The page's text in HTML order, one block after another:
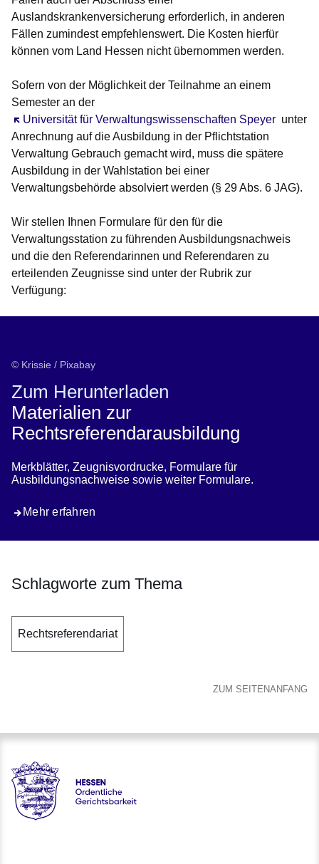
Auslandskrankenversicherung erforderlich, in anderen
Fällen zumindest empfehlenswert. Die Kosten hierfür
können vom Land Hessen nicht übernommen werden.
Sofern von der Möglichkeit der Teilnahme an einem
Semester an der
Universität für Verwaltungswissenschaften Speyer
Öffnet sich in einem neuen Fenster
unter
Anrechnung auf die Ausbildung in der Pflichtstation
Verwaltung Gebrauch gemacht wird, muss die spätere
Ausbildung in der Wahlstation bei einer
Verwaltungsbehörde absolviert werden (§ 29 Abs. 6 JAG).
Wir stellen Ihnen Formulare für den für die
Verwaltungsstation zu führenden Ausbildungsnachweis
und die den Referendarinnen und Referendaren zu
erteilenden Zeugnisse sind unter der Rubrik zur
Verfügung:
© Krissie / Pixabay
Zum Herunterladen
Materialien zur
Rechtsreferendarausbildung
Merkblätter, Zeugnisvordrucke, Formulare für
Ausbildungsnachweise sowie weiter Formulare.
Mehr erfahren
Schlagworte zum Thema
Rechtsreferendariat
ZUM SEITENANFANG
Hessen - Ordentliche Gerichtsbarkeit Hessen